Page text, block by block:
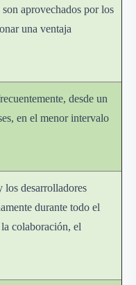
aprovechados por los
una ventaja
desde un
en el menor intervalo
los desarrolladores
durante todo el
colaboración, el